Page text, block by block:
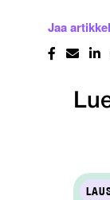
Jaa